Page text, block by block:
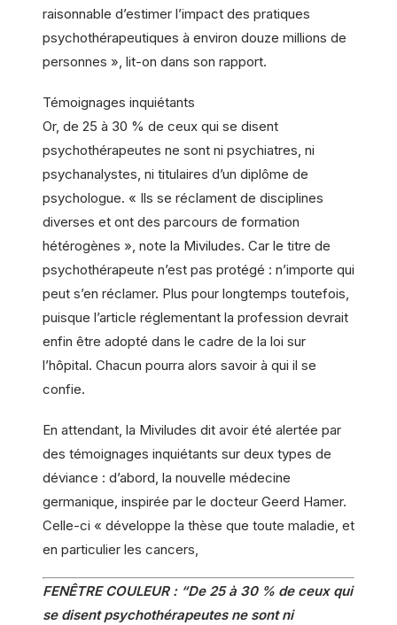
raisonnable d’estimer l’impact des pratiques
psychothérapeutiques à environ douze millions de
personnes », lit-on dans son rapport.
Témoignages inquiétants
Or, de 25 à 30 % de ceux qui se disent
psychothérapeutes ne sont ni psychiatres, ni
psychanalystes, ni titulaires d’un diplôme de
psychologue. « Ils se réclament de disciplines
diverses et ont des parcours de formation
hétérogènes », note la Miviludes. Car le titre de
psychothérapeute n’est pas protégé : n’importe qui
peut s’en réclamer. Plus pour longtemps toutefois,
puisque l’article réglementant la profession devrait
enfin être adopté dans le cadre de la loi sur
l’hôpital. Chacun pourra alors savoir à qui il se
confie.
En attendant, la Miviludes dit avoir été alertée par
des témoignages inquiétants sur deux types de
déviance : d’abord, la nouvelle médecine
germanique, inspirée par le docteur Geerd Hamer.
Celle-ci « développe la thèse que toute maladie, et
en particulier les cancers,
FENÊTRE COULEUR : “De 25 à 30 % de ceux qui
se disent psychothérapeutes ne sont ni